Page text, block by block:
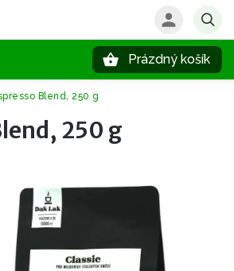
Prázdný košík
Blend, 250 g
250 g